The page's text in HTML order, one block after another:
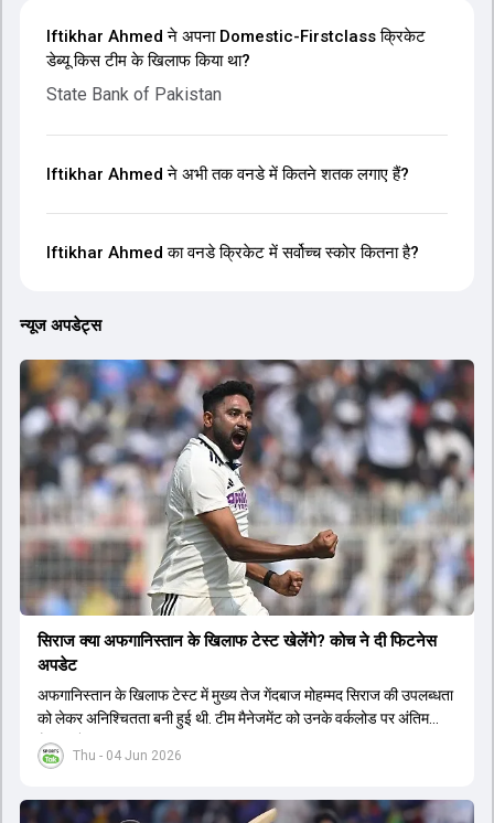
Iftikhar Ahmed ने अपना Domestic-Firstclass क्रिकेट
डेब्यू किस टीम के खिलाफ किया था?
State Bank of Pakistan
Iftikhar Ahmed ने अभी तक वनडे में कितने शतक लगाए हैं?
Iftikhar Ahmed का वनडे क्रिकेट में सर्वोच्च स्कोर कितना है?
न्यूज अपडेट्स
Thu - 04 Jun 2026
सिराज क्या अफगान‍िस्तान के ख‍िलाफ टेस्ट खेलेंगे? कोच ने दी फिटनेस
अपडेट
अफगान‍िस्तान के ख‍िलाफ टेस्ट में मुख्य तेज गेंदबाज मोहम्मद सिराज की उपलब्धता
को लेकर अनिश्चितता बनी हुई थी. टीम मैनेजमेंट को उनके वर्कलोड पर अंतिम
फैसला लेना था.